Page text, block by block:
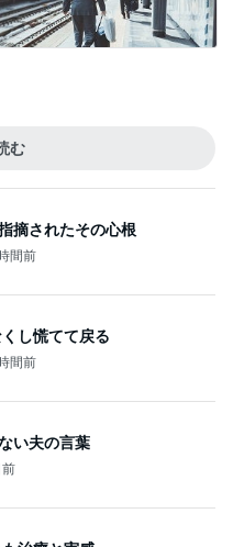
む
摘されたその心根
間前
し慌てて戻る
間前
い夫の言葉
前